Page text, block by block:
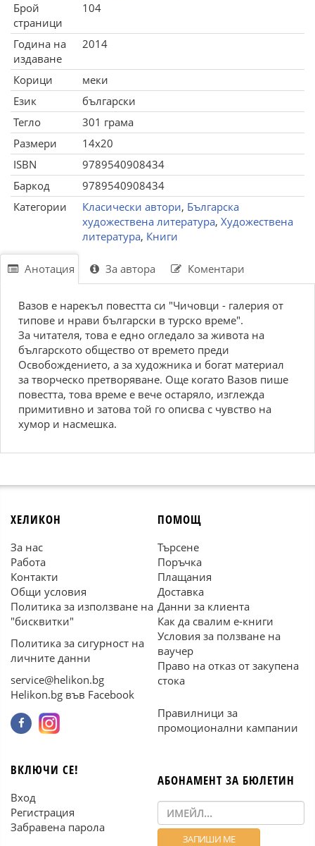
Брой
страници
104
Година на
издаване
2014
Корици
меки
Език
български
Тегло
301 грама
Размери
14x20
ISBN
9789540908434
Баркод
9789540908434
Категории
Класически автори, Българска
художествена литература, Художествена
литература, Книги
Анотация За автора Коментари
Вазов е нарекъл повестта си "Чичовци - галерия от
типове и нрави български в турско време".
За читателя, това е едно огледало за живота на
българското общество от времето преди
Освобождението, а за художника и богат материал
за творческо претворяване. Още когато Вазов пише
повестта, това време е вече остаряло, изглежда
примитивно и затова той го описва с чувство на
хумор и насмешка.
ХЕЛИКОН
За нас
Работа
Контакти
Общи условия
Политика за използване на
"бисквитки"
Политика за сигурност на
личните данни
service@helikon.bg
Helikon.bg във Facebook
ПОМОЩ
Търсене
Поръчка
Плащания
Доставка
Данни за клиента
Как да свалим е-книги
Условия за ползване на
ваучер
Право на отказ от закупена
стока
Правилници за
промоционални кампании
ВКЛЮЧИ СЕ!
Вход
Регистрация
Забравена парола
АБОНАМЕНТ ЗА БЮЛЕТИН